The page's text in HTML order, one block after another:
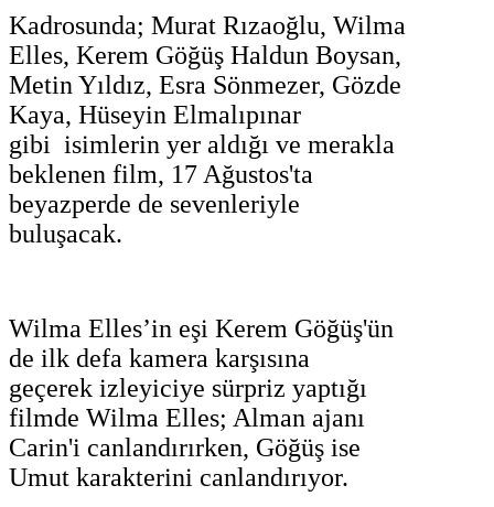
Kadrosunda; Murat Rızaoğlu, Wilma
Elles, Kerem Göğüş Haldun Boysan,
Metin Yıldız, Esra Sönmezer, Gözde
Kaya, Hüseyin Elmalıpınar
gibi isimlerin yer aldığı ve merakla
beklenen film, 17 Ağustos'ta
beyazperde de sevenleriyle
buluşacak.
Wilma Elles’in eşi Kerem Göğüş'ün
de ilk defa kamera karşısına
geçerek izleyiciye sürpriz yaptığı
filmde Wilma Elles; Alman ajanı
Carin'i canlandırırken, Göğüş ise
Umut karakterini canlandırıyor.